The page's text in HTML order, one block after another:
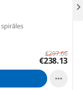
€297.66
€238.13
